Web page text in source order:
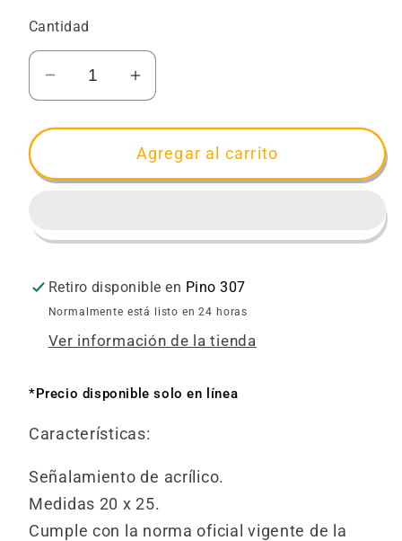
Cantidad
Reducir
cantidad
para
Señalamiento
No
Aumentar
cantidad
para
Señalamiento
No
Agregar al carrito
Retiro disponible en Pino 307
Normalmente está listo en 24 horas
Ver información de la tienda
*Precio disponible solo en línea
Características:
Señalamiento de acrílico.
Medidas 20 x 25.
Cumple con la norma oficial vigente de la